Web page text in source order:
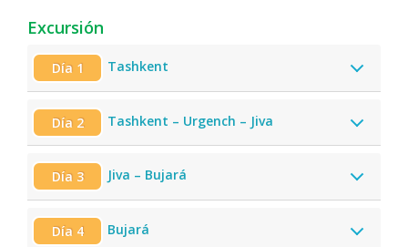
Excursión
Día 1 Tashkent
Día 2 Tashkent – Urgench – Jiva
Día 3 Jiva – Bujará
Día 4 Bujará